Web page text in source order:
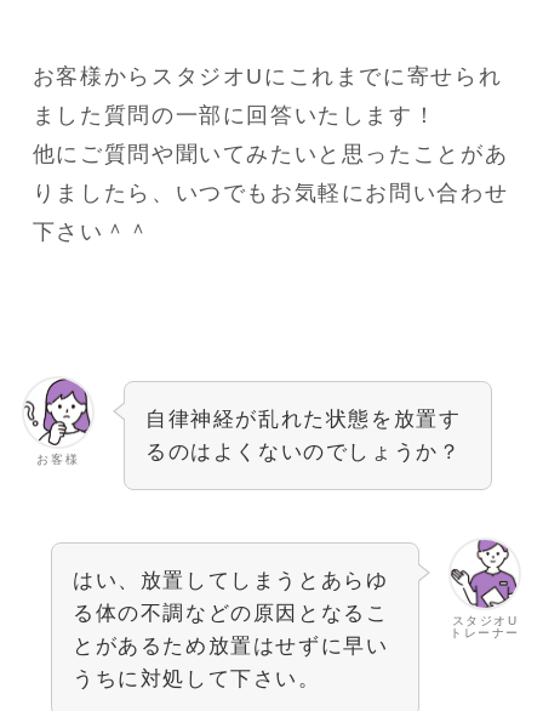
お客様からスタジオUにこれまでに寄せられ
ました質問の一部に回答いたします！
他にご質問や聞いてみたいと思ったことがあ
りましたら、いつでもお気軽にお問い合わせ
下さい＾＾
お客様
自律神経が乱れた状態を放置す
るのはよくないのでしょうか？
スタジオU
トレーナー
はい、放置してしまうとあらゆ
る体の不調などの原因となるこ
とがあるため放置はせずに早い
うちに対処して下さい。